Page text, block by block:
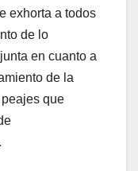
exhorta a todos
de lo
en cuanto a
de la
que